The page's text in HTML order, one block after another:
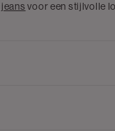
jeansvoor een stijlvolle